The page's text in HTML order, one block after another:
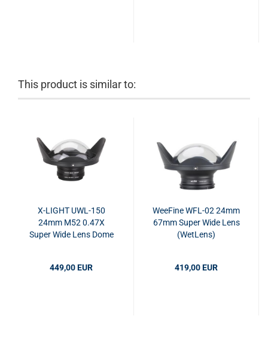
This product is similar to:
X-LIGHT UWL-150
24mm M52 0.47X
Super Wide Lens Dome
449,00 EUR
WeeFine WFL-02 24mm
67mm Super Wide Lens
(WetLens)
419,00 EUR